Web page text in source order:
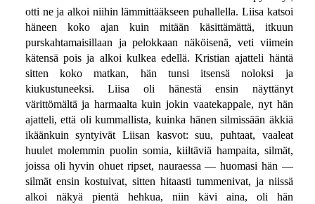
otti ne ja alkoi niihin lämmittääkseen puhallella. Liisa katsoi
häneen koko ajan kuin mitään käsittämättä, itkuun
purskahtamaisillaan ja pelokkaan näköisenä, veti viimein
kätensä pois ja alkoi kulkea edellä. Kristian ajatteli häntä
sitten koko matkan, hän tunsi itsensä noloksi ja
kiukustuneeksi. Liisa oli hänestä ensin näyttänyt
värittömältä ja harmaalta kuin jokin vaatekappale, nyt hän
ajatteli, että oli kummallista, kuinka hänen silmissään äkkiä
ikäänkuin syntyivät Liisan kasvot: suu, puhtaat, vaaleat
huulet molemmin puolin somia, kiiltäviä hampaita, silmät,
joissa oli hyvin ohuet ripset, nauraessa — huomasi hän —
silmät ensin kostuivat, sitten hitaasti tummenivat, ja niissä
alkoi näkyä pientä hehkua, niin kävi aina, oli hän